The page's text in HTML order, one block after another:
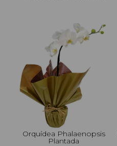
Orquídea Phalaenopsis
Plantada